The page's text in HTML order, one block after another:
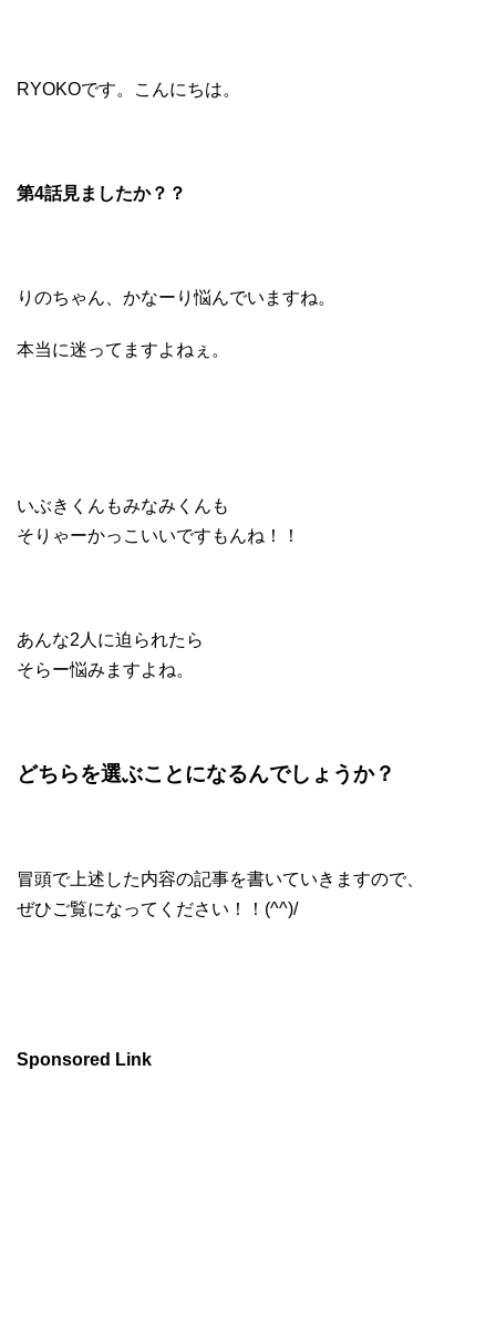
RYOKOです。こんにちは。
第4話見ましたか？？
りのちゃん、かなーり悩んでいますね。
本当に迷ってますよねぇ。
いぶきくんもみなみくんも
そりゃーかっこいいですもんね！！
あんな2人に迫られたら
そらー悩みますよね。
どちらを選ぶことになるんでしょうか？
冒頭で上述した内容の記事を書いていきますので、
ぜひご覧になってください！！(^^)/
Sponsored Link